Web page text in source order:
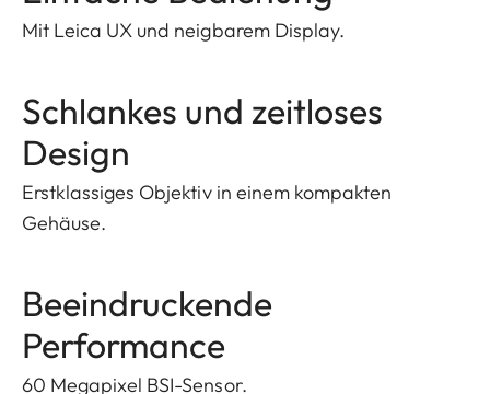
Mit Leica UX und neigbarem Display.
Schlankes und zeitloses
Design
Erstklassiges Objektiv in einem kompakten
Gehäuse.
Beeindruckende
Performance
60 Megapixel BSI-Sensor.